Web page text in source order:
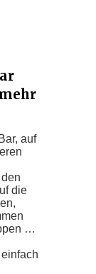
auf
die
…